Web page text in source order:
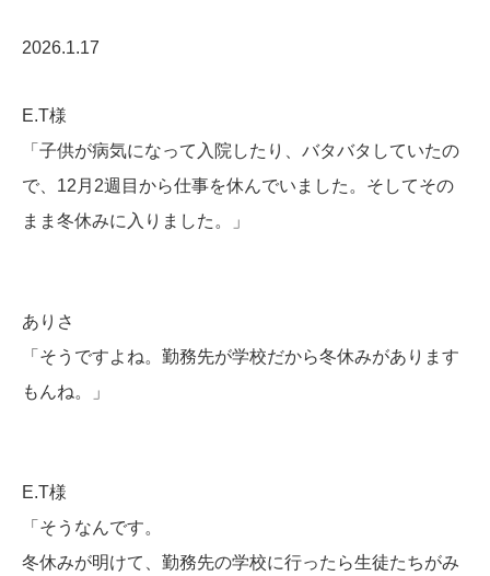
2026.1.17
E.T様
「子供が病気になって入院したり、バタバタしていたの
で、12月2週目から仕事を休んでいました 。そしてその
まま冬休みに入りました。」
ありさ
「そうですよね。勤務先が学校だから冬休みがあります
もんね。」
E.T様
「そうなんです。
冬休みが明けて、勤務先の学校に行ったら生徒たちがみ